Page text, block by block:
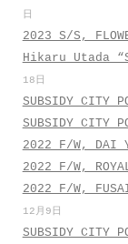
日
2023 S/S,
Hikaru Utada
18日
SUBSIDY CITY
SUBSIDY CITY
2022 F/W, DAI
2022 F/W,
2022 F/W,
12月9日
SUBSIDY CITY